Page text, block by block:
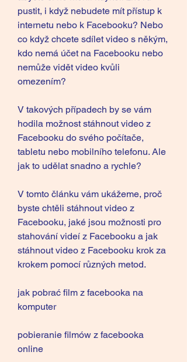
pustit, i když nebudete mít přístup k
internetu nebo k Facebooku? Nebo
co když chcete sdílet video s někým,
kdo nemá účet na Facebooku nebo
nemůže vidět video kvůli
omezením?
V takových případech by se vám
hodila možnost stáhnout video z
Facebooku do svého počítače,
tabletu nebo mobilního telefonu. Ale
jak to udělat snadno a rychle?
V tomto článku vám ukážeme, proč
byste chtěli stáhnout video z
Facebooku, jaké jsou možnosti pro
stahování videí z Facebooku a jak
stáhnout video z Facebooku krok za
krokem pomocí různých metod.
jak pobrać film z facebooka na
komputer
pobieranie filmów z facebooka
online